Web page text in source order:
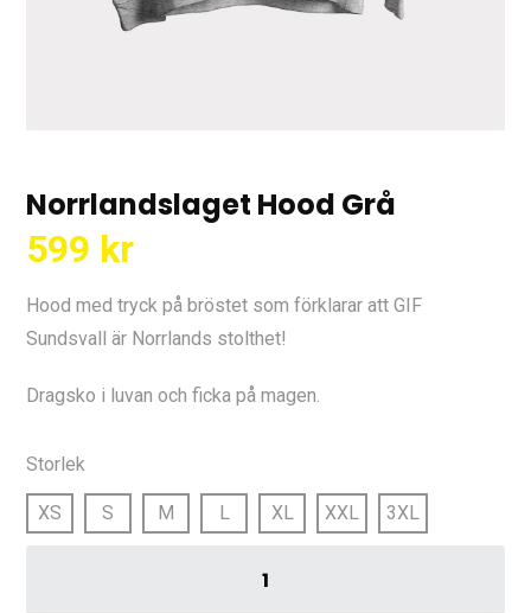
Norrlandslaget Hood Grå
599 kr
Hood med tryck på bröstet som förklarar att GIF
Sundsvall är Norrlands stolthet!
Dragsko i luvan och ficka på magen.
Storlek
XS S M L XL XXL 3XL